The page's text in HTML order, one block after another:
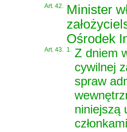
Art. 42. Minister
Ośrodek
Art. 43. 1. Z dniem
cywilnej
spraw
niniejszą